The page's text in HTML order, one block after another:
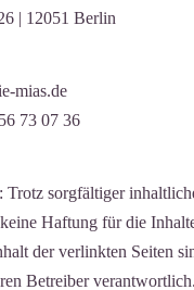
| 12051 Berlin
mias.de
73 07 36
: Trotz sorgfältiger
Haftung für die
der verlinkten Seiten
Betreiber verantwortlich.